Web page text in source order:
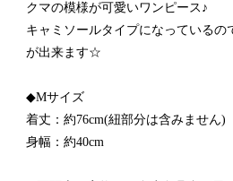
クマの模様が可愛いワンピース♪
キャミソールタイプになっている
が出来ます☆
◆Mサイズ
着丈：約76cm(紐部分は含みません)
身幅：約40cm